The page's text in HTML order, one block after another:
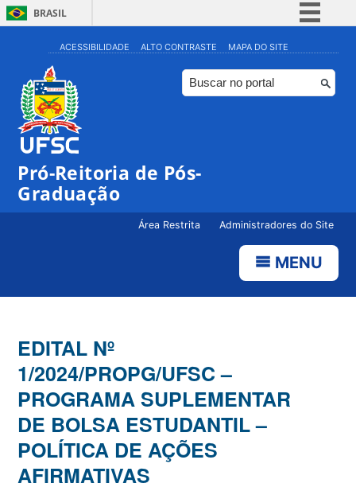
BRASIL
Simplifique!
Comunica BR
Participe
ACESSIBILIDADE ALTO CONTRASTE MAPA DO SITE
Pró-Reitoria de Pós-
Graduação
Área Restrita Administradores do Site
MENU
EDITAL Nº
1/2024/PROPG/UFSC –
PROGRAMA SUPLEMENTAR
DE BOLSA ESTUDANTIL –
POLÍTICA DE AÇÕES
AFIRMATIVAS